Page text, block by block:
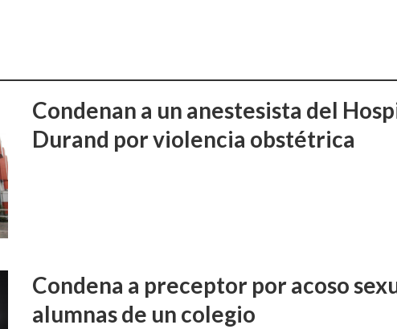
Condenan a un anestesista del
Durand por violencia obstétrica
Condena a preceptor por acoso
alumnas de un colegio